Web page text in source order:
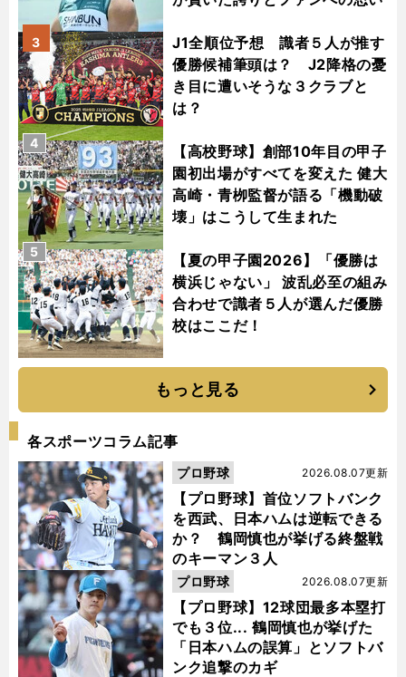
J1全順位予想 識者５人が推す
優勝候補筆頭は？ J2降格の憂
き目に遭いそうな３クラブと
は？
3
【高校野球】創部10年目の甲子
園初出場がすべてを変えた 健大
高崎・青栁監督が語る「機動破
壊」はこうして生まれた
4
【夏の甲子園2026】「優勝は
横浜じゃない」 波乱必至の組み
合わせで識者５人が選んだ優勝
校はここだ！
5
もっと見る
各スポーツコラム記事
【プロ野球】首位ソフトバンク
を西武、日本ハムは逆転できる
か？ 鶴岡慎也が挙げる終盤戦
のキーマン３人
2026.08.07更新
プロ野球
【プロ野球】12球団最多本塁打
でも３位... 鶴岡慎也が挙げた
「日本ハムの誤算」とソフトバ
ンク追撃のカギ
2026.08.07更新
プロ野球